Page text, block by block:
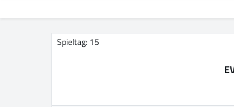
Spieltag: 15